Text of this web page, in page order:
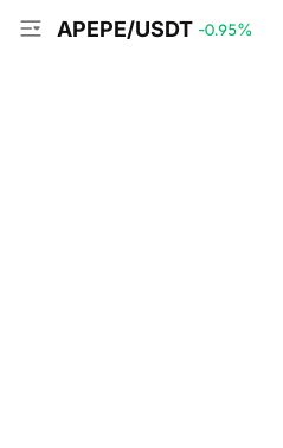
APEPE/USDT -0.95%